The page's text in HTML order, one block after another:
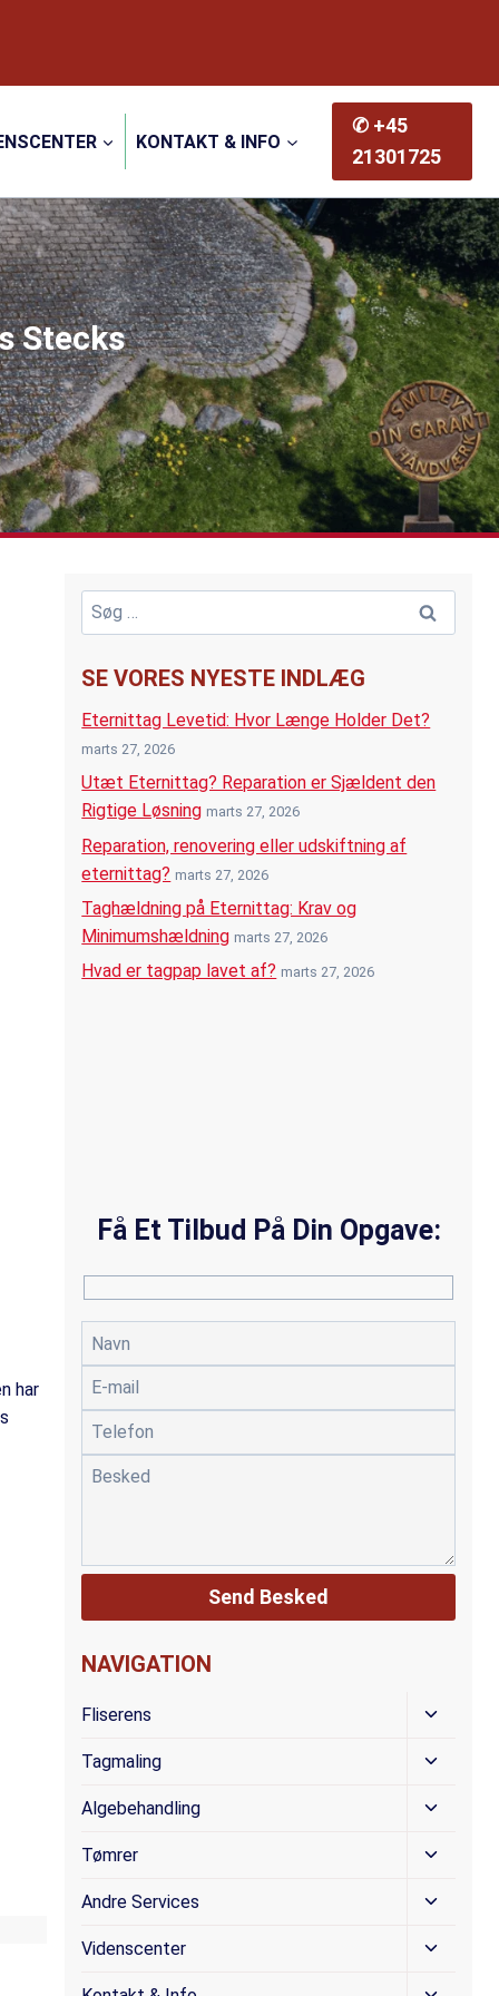
KONTAKT & INFO
✆ +45
21301725
Stecks
har
Søg
efter:
SE VORES NYESTE INDLÆG
Eternittag Levetid: Hvor Længe Holder Det?
marts 27, 2026
Utæt Eternittag? Reparation er Sjældent den
Rigtige Løsning marts 27, 2026
Reparation, renovering eller udskiftning af
eternittag? marts 27, 2026
Taghældning på Eternittag: Krav og
Minimumshældning marts 27, 2026
Hvad er tagpap lavet af? marts 27, 2026
Få Et Tilbud På Din Opgave:
NAVIGATION
Fliserens
Skift
Tagmaling
Skift
Algebehandling
Skift
Tømrer
Skift
Andre Services
Skift
Videnscenter
Skift